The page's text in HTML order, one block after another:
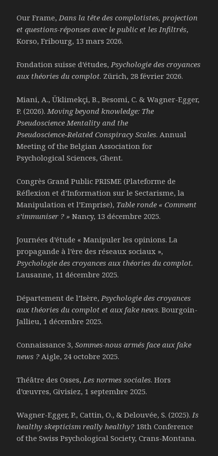
Our Frame,Dans la tête des complotistes, projection
et questions-réponses avec le public et les Infiltrés,
Korso, Fribourg, 13 mars 2026.
Fondation suisse d’études,Psychologie des croyances
aux théories du complot. Zürich, 28 février 2026.
Miani, A., Üklimekçi, B., Besomi, C. & Wagner-Egger,
P. (2026).Moving beyond knowledge: The
Pseudoscience Mentality and the
Pseudoscience‑Related Conspiracy Scales. Annual
Meeting of the Belgian Association for
Psychological Sciences, Ghent.
Congrès Grand Public PRISME (Plateforme de
Réflexion et d’Information sur le Sectarisme, la
Manipulation et l’Emprise), Table ronde « Comment
s’immuniser ? » Nancy, 13 décembre 2025.
Journées d’étude « Manipuler les opinions. La
propagande à l’ère des réseaux sociaux »,
Psychologie des croyances aux théories du complot.
Lausanne, 11 décembre 2025.
Département de l’Isère,Psychologie des croyances
aux théories du complot et aux fake news. Bourgoin-
Jallieu, 1 décembre 2025.
Connaissance 3,Sommes-nous armés face aux fake
news ? Aigle, 24 octobre 2025.
Théâtre des Osses,Les normes sociales. Hors
d’œuvres, Givisiez, 1 septembre 2025.
Wagner-Egger, P., Cattin, O., & Delouvée, S. (2025).Is
healthy skepticism really healthy? 18th Conference
of the Swiss Psychological Society, Crans-Montana.